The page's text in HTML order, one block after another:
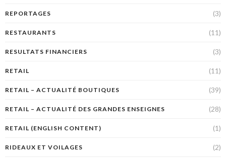
REPORTAGES (3)
RESTAURANTS (11)
RESULTATS FINANCIERS (3)
RETAIL (11)
RETAIL – ACTUALITÉ BOUTIQUES (39)
RETAIL – ACTUALITÉ DES GRANDES ENSEIGNES (28)
RETAIL (ENGLISH CONTENT) (1)
RIDEAUX ET VOILAGES (2)